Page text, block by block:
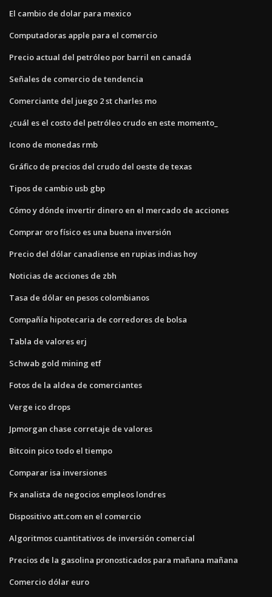
El cambio de dolar para mexico
Computadoras apple para el comercio
Precio actual del petróleo por barril en canadá
Señales de comercio de tendencia
Comerciante del juego 2 st charles mo
¿cuál es el costo del petróleo crudo en este momento_
Icono de monedas rmb
Gráfico de precios del crudo del oeste de texas
Tipos de cambio usb gbp
Cómo y dónde invertir dinero en el mercado de acciones
Comprar oro físico es una buena inversión
Precio del dólar canadiense en rupias indias hoy
Noticias de acciones de zbh
Tasa de dólar en pesos colombianos
Compañía hipotecaria de corredores de bolsa
Tabla de valores erj
Schwab gold mining etf
Fotos de la aldea de comerciantes
Verge ico drops
Jpmorgan chase corretaje de valores
Bitcoin pico todo el tiempo
Comparar isa inversiones
Fx analista de negocios empleos londres
Dispositivo att.com en el comercio
Algoritmos cuantitativos de inversión comercial
Precios de la gasolina pronosticados para mañana mañana
Comercio dólar euro